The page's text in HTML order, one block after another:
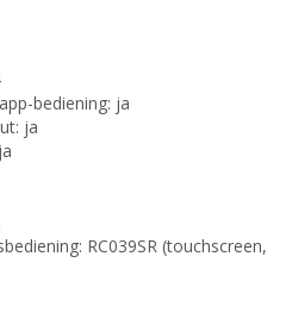
bediening: ja
ja
RC039SR (touchscreen,